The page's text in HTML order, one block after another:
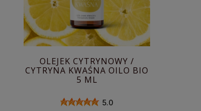
OLEJEK CYTRYNOWY /
CYTRYNA KWAŚNA OILO BIO
5 ML
5.0